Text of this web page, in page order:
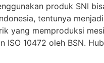
produk SNI
tentunya
yang memproduksi
ISO 10472 oleh BSN.